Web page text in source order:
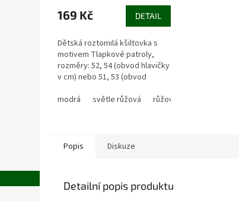
169 Kč DETAIL
Dětská roztomilá kšiltovka s
motivem Tlapkové patroly,
rozměry: 52, 54 (obvod hlavičky
v cm) nebo 51, 53 (obvod
prodloužení o dalších 6 cm díky
modrá světle růžová růžová-duhová
Popis Diskuze
Detailní popis produktu